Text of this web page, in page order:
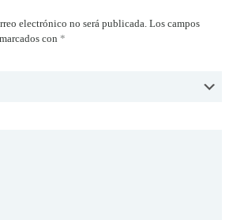
electrónico no será publicada. Los campos
con *